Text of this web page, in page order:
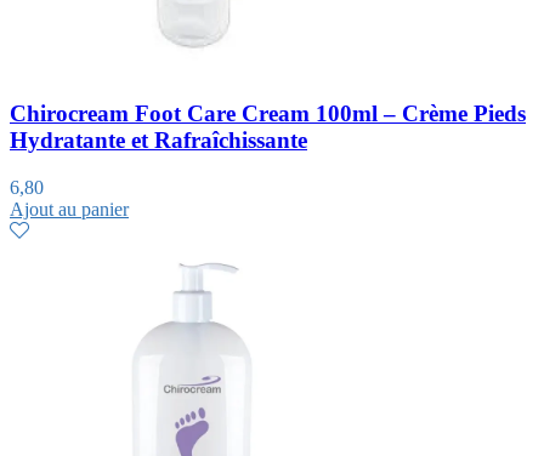
Chirocream Foot Care Cream 100ml – Crème Pieds
Hydratante et Rafraîchissante
6,80
Ajout au panier